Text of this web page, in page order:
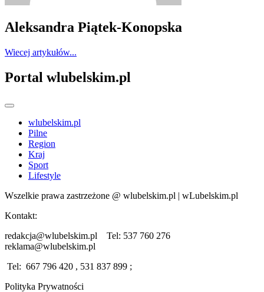
Aleksandra Piątek-Konopska
Wiecej artykułów...
Portal wlubelskim.pl
wlubelskim.pl
Pilne
Region
Kraj
Sport
Lifestyle
Wszelkie prawa zastrzeżone @ wlubelskim.pl | wLubelskim.pl
Kontakt:
redakcja@wlubelskim.pl Tel: 537 760 276
reklama@wlubelskim.pl
Tel: 667 796 420 , 531 837 899 ;
Polityka Prywatności